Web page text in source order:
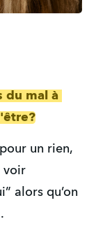
du mal à
un rien,
voir
alors qu’on